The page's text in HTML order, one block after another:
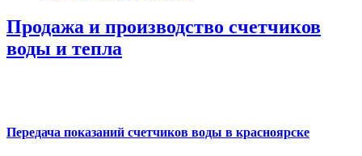
Продажа и производство счетчиков
воды и тепла
Передача показаний счетчиков воды в красноярске